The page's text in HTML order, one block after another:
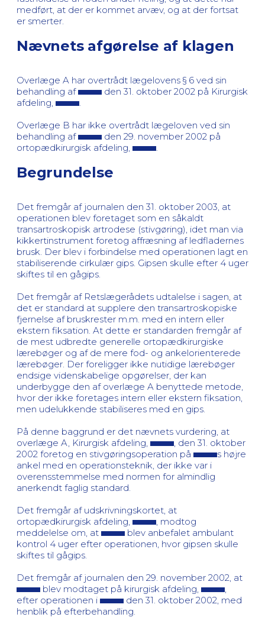
medført, at der er kommet arvæv, og at der fortsat
er smerter.
Nævnets afgørelse af klagen
Overlæge A har overtrådt lægelovens § 6 ved sin
behandling af
den 31. oktober 2002 på Kirurgisk
afdeling,
Overlæge B har ikke overtrådt lægeloven ved sin
behandling af
den 29. november 2002 på
ortopædkirurgisk afdeling,
Begrundelse
Det fremgår af journalen den 31. oktober 2003, at
operationen blev foretaget som en såkaldt
transartroskopisk artrodese (stivgøring), idet man via
kikkertinstrument foretog affræsning af ledfladernes
brusk. Der blev i forbindelse med operationen lagt en
stabiliserende cirkulær gips. Gipsen skulle efter 4 uger
skiftes til en gågips.
Det fremgår af Retslægerådets udtalelse i sagen, at
det er standard at supplere den transartroskopiske
fjernelse af bruskrester m.m. med en intern eller
ekstern fiksation. At dette er standarden fremgår af
de mest udbredte generelle ortopædkirurgiske
lærebøger og af de mere fod- og ankelorienterede
lærebøger. Der foreligger ikke nutidige lærebøger
endsige videnskabelige opgørelser, der kan
underbygge den af overlæge A benyttede metode,
hvor der ikke foretages intern eller ekstern fiksation,
men udelukkende stabiliseres med en gips.
På denne baggrund er det nævnets vurdering, at
overlæge A, Kirurgisk afdeling,
, den 31. oktober
2002 foretog en stivgøringsoperation på
s højre
ankel med en operationsteknik, der ikke var i
overensstemmelse med normen for almindlig
anerkendt faglig standard.
Det fremgår af udskrivningskortet, at
ortopædkirurgisk afdeling,
, modtog
meddelelse om, at
blev anbefalet ambulant
kontrol 4 uger efter operationen, hvor gipsen skulle
skiftes til gågips.
Det fremgår af journalen den 29. november 2002, at
blev modtaget på kirurgisk afdeling,
efter operationen i
den 31. oktober 2002, med
henblik på efterbehandling.